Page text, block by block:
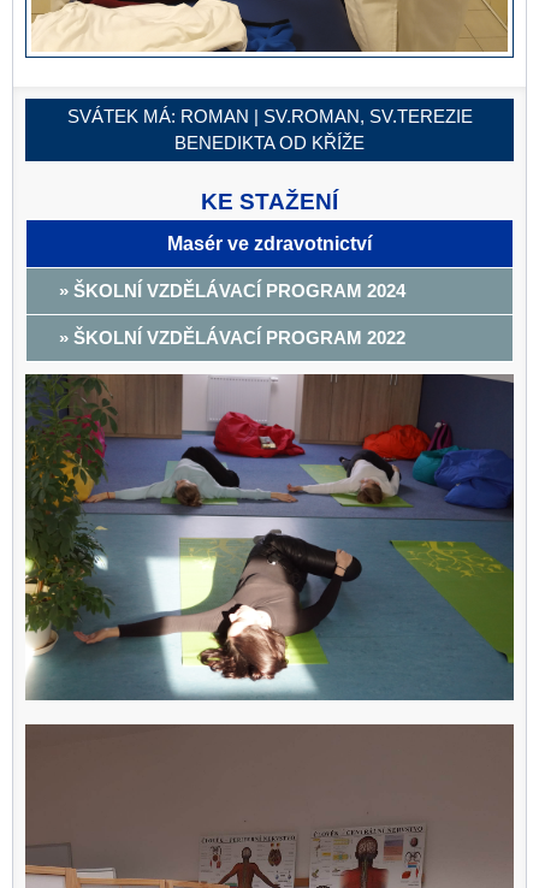
SVÁTEK MÁ: ROMAN | SV.ROMAN, SV.TEREZIE
BENEDIKTA OD KŘÍŽE
KE STAŽENÍ
Masér ve zdravotnictví
» ŠKOLNÍ VZDĚLÁVACÍ PROGRAM 2024
» ŠKOLNÍ VZDĚLÁVACÍ PROGRAM 2022